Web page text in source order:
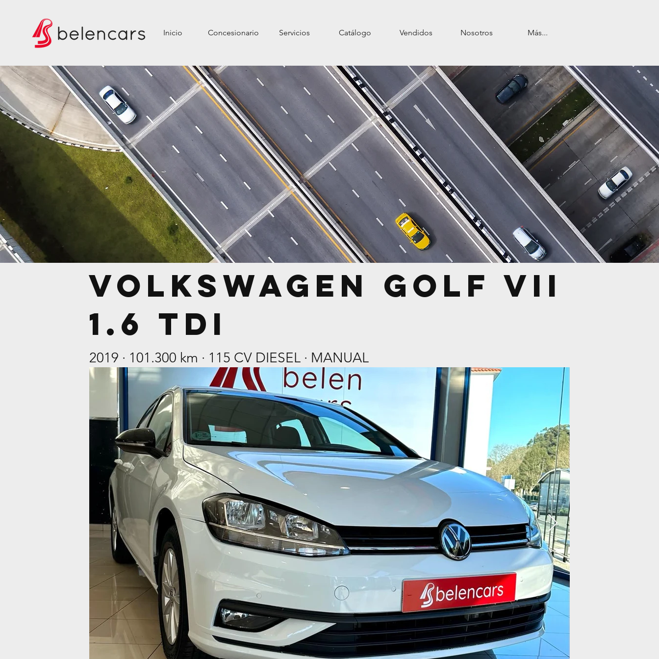
Inicio Concesionario Servicios Catálogo Vendidos Nosotros Más...
volkswagen golf VII
1.6 TDI
2019 · 101.300 km · 115 CV DIESEL · MANUAL